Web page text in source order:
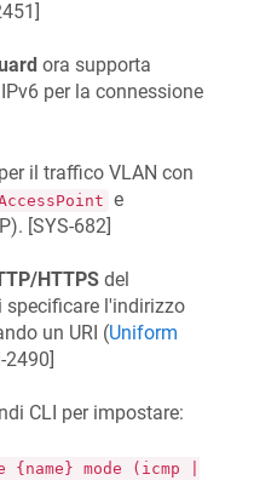
]
ora supporta
per la connessione
il traffico VLAN con
e
[SYS-682]
HTTPS del
specificare l'indirizzo
un URI (Uniform
2490]
CLI per impostare:
mode (icmp |